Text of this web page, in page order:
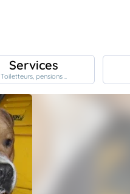
Services
Toiletteurs, pensions ..